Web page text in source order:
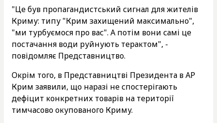
"Це був пропагандистський сигнал для жителів
Криму: типу "Крим захищений максимально",
"ми турбуємося про вас". А потім вони самі це
постачання води руйнують терактом", -
повідомляє Представництво.
Окрім того, в Представництві Президента в АР
Крим заявили, що наразі не спостерігають
дефіцит конкретних товарів на території
тимчасово окупованого Криму.